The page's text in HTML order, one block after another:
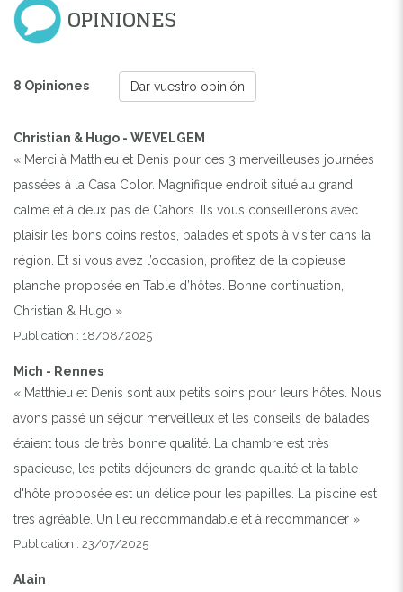
Previous
OPINIONES
8 Opiniones Dar vuestro opinión
Christian & Hugo - WEVELGEM
« Merci à Matthieu et Denis pour ces 3 merveilleuses journées
passées à la Casa Color. Magnifique endroit situé au grand
calme et à deux pas de Cahors. Ils vous conseillerons avec
plaisir les bons coins restos, balades et spots à visiter dans la
région. Et si vous avez l’occasion, profitez de la copieuse
planche proposée en Table d’hôtes. Bonne continuation,
Christian & Hugo »
Publication : 18/08/2025
Mich - Rennes
« Matthieu et Denis sont aux petits soins pour leurs hôtes. Nous
avons passé un séjour merveilleux et les conseils de balades
étaient tous de très bonne qualité. La chambre est très
spacieuse, les petits déjeuners de grande qualité et la table
d'hôte proposée est un délice pour les papilles. La piscine est
tres agréable. Un lieu recommandable et à recommander »
Publication : 23/07/2025
Alain